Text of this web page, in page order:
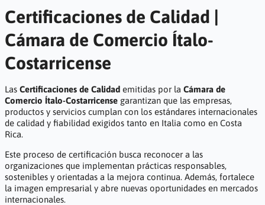
Certificaciones de Calidad |
Cámara de Comercio Ítalo-
Costarricense
Las Certificaciones de Calidademitidas por la Cámara de
Comercio Ítalo-Costarricensegarantizan que las empresas,
productos y servicios cumplan con los estándares internacionales
de calidad y fiabilidad exigidos tanto en Italia como en Costa
Rica.
Este proceso de certificación busca reconocer a las
organizaciones que implementan prácticas responsables,
sostenibles y orientadas a la mejora continua. Además, fortalece
la imagen empresarial y abre nuevas oportunidades en mercados
internacionales.